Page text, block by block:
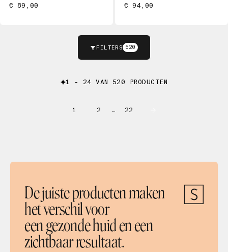
€ 89,00 € 94,00
FILTERS 520
1 - 24 VAN 520 PRODUCTEN
1 2 … 22
De juiste producten maken
het verschil voor
een gezonde huid en een
zichtbaar resultaat.